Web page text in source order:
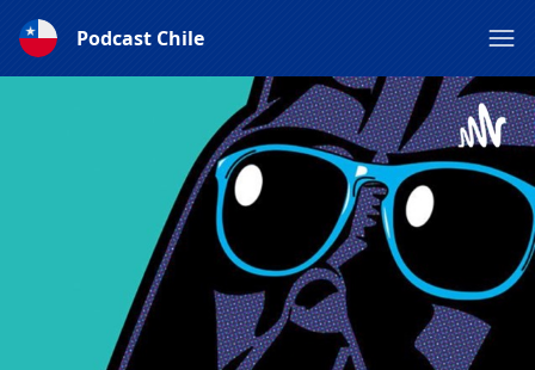
Podcast Chile